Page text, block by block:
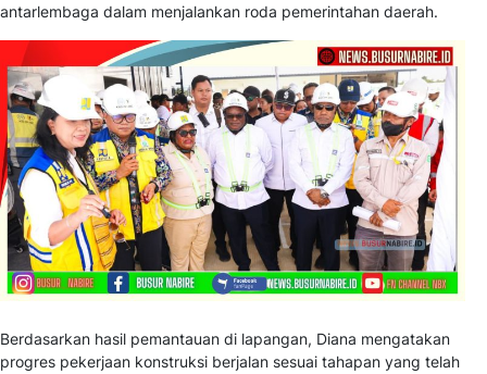
antarlembaga dalam menjalankan roda pemerintahan daerah.
Berdasarkan hasil pemantauan di lapangan, Diana mengatakan
progres pekerjaan konstruksi berjalan sesuai tahapan yang telah